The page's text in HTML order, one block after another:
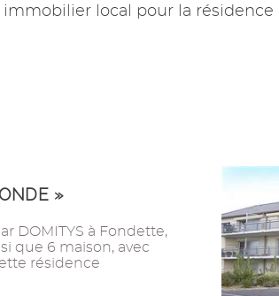
local pour la résidence
»
DOMITYS à Fondette,
que 6 maison, avec
résidence